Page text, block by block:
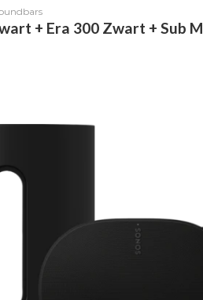
+ Era 300 Zwart + Sub